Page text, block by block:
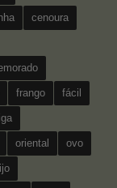
cenoura
frango fácil
oriental ovo